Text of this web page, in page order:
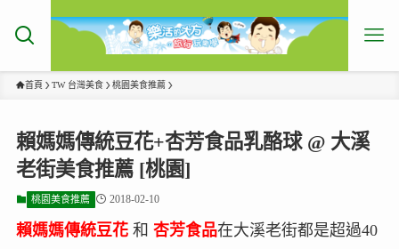
首頁 TW 台灣美食 桃園美食推薦
賴媽媽傳統豆花+杏芳食品乳酪球 @ 大溪
老街美食推薦 [桃園]
桃園美食推薦 2018-02-10
賴媽媽傳統豆花 和 杏芳食品在大溪老街都是超過40